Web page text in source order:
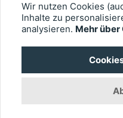
Kontakt
© 2026 EYEFOX
Wir nutzen Cookies
Inhalte zu
analysieren. Mehr über